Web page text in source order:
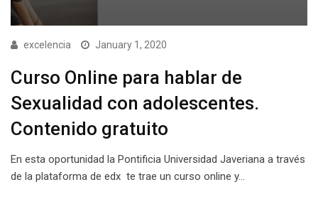
excelencia January 1, 2020
Curso Online para hablar de
Sexualidad con adolescentes.
Contenido gratuito
En esta oportunidad la Pontificia Universidad Javeriana a través
de la plataforma de edx te trae un curso online y…